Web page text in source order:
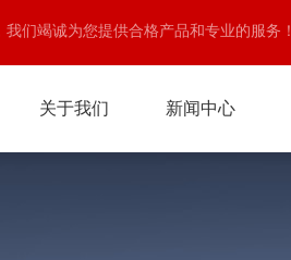
们竭诚为您提供合格产品和专业的服务！
关于我们 新闻中心